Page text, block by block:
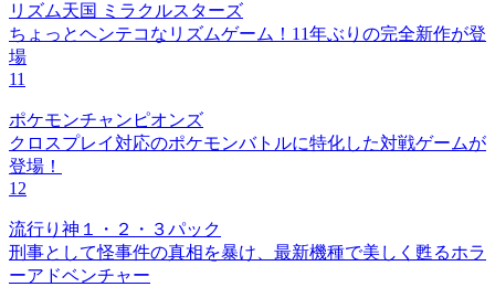
リズム天国 ミラクルスターズ
ちょっとヘンテコなリズムゲーム！11年ぶりの完全新作が登
場
11
ポケモンチャンピオンズ
クロスプレイ対応のポケモンバトルに特化した対戦ゲームが
登場！
12
流行り神１・２・３パック
刑事として怪事件の真相を暴け、最新機種で美しく甦るホラ
ーアドベンチャー